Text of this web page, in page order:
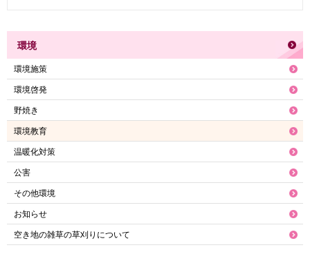
環境
環境施策
環境啓発
野焼き
環境教育
温暖化対策
公害
その他環境
お知らせ
空き地の雑草の草刈りについて